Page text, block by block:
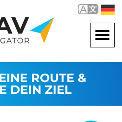
ROUTE &
DEIN ZIEL